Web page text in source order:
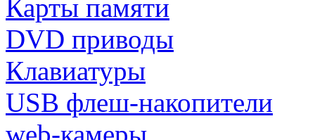
Карты памяти
DVD приводы
Клавиатуры
USB флеш-накопители